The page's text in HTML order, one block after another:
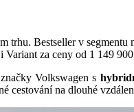
trhu. Bestseller v
za ceny od 1 149
Volkswagen s
cestování na dlouhé